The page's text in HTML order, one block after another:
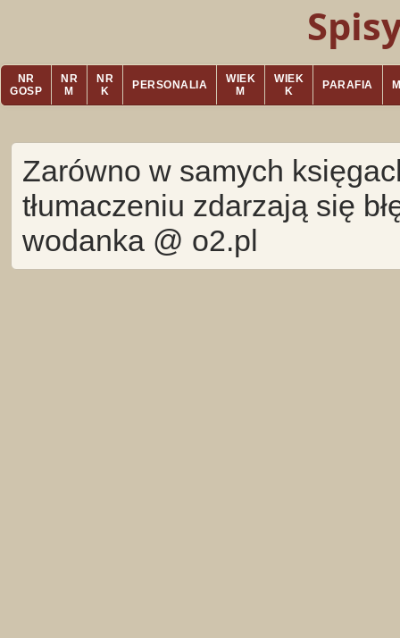
NR
GOSP
NR
M
NR
K
PERSONALIA
WIEK
M
WIEK
K
PARAFIA
Zarówno w samych
tłumaczeniu zdarzają się
wodanka @ o2.pl